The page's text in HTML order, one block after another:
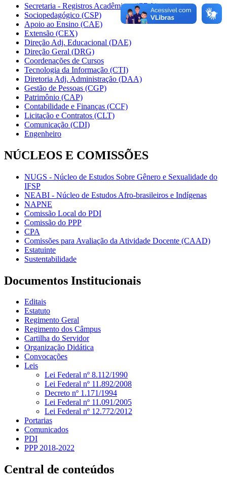
Secretaria - Registros Acadêmicos (CRA)
Sociopedagógico (CSP)
Apoio ao Ensino (CAE)
Extensão (CEX)
Direção Adj. Educacional (DAE)
Direção Geral (DRG)
Coordenações de Cursos
Tecnologia da Informação (CTI)
Diretoria Adj. Administração (DAA)
Gestão de Pessoas (CGP)
Patrimônio (CAP)
Contabilidade e Finanças (CCF)
Licitação e Contratos (CLT)
Comunicação (CDI)
Engenheiro
NÚCLEOS E COMISSÕES
NUGS - Núcleo de Estudos Sobre Gênero e Sexualidade do
IFSP
NEABI - Núcleo de Estudos Afro-brasileiros e Indígenas
NAPNE
Comissão Local do PDI
Comissão do PPP
CPA
Comissões para Avaliação da Atividade Docente (CAAD)
Estatuinte
Sustentabilidade
Documentos Institucionais
Editais
Estatuto
Regimento Geral
Regimento dos Câmpus
Cartilha do Servidor
Organização Didática
Convocações
Leis
Lei Federal nº 8.112/1990
Lei Federal nº 11.892/2008
Decreto nº 1.171/1994
Lei Federal nº 11.091/2005
Lei Federal nº 12.772/2012
Portarias
Comunicados
PDI
PPP 2018-2022
Central de conteúdos